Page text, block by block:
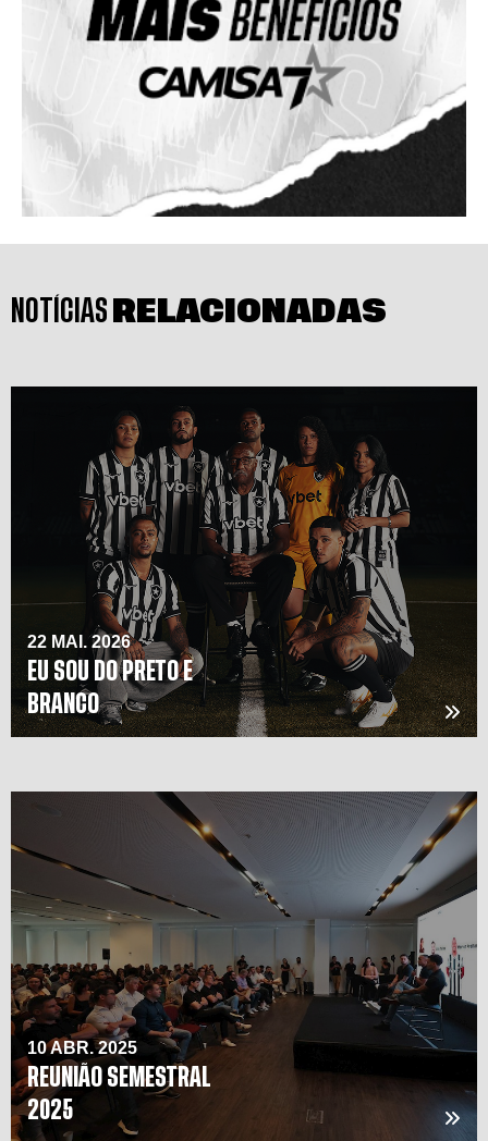
NOTÍCIAS RELACIONADAS
22 MAI. 2026
EU SOU DO PRETO E
BRANCO
10 ABR. 2025
REUNIÃO SEMESTRAL
2025